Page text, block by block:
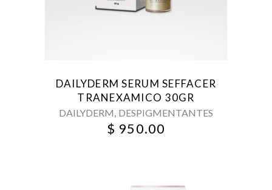
DAILYDERM SERUM SEFFACER
TRANEXAMICO 30GR
DAILYDERM, DESPIGMENTANTES
$ 950.00